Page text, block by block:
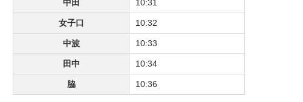
中田 10:31
女子口 10:32
中波 10:33
田中 10:34
脇 10:36